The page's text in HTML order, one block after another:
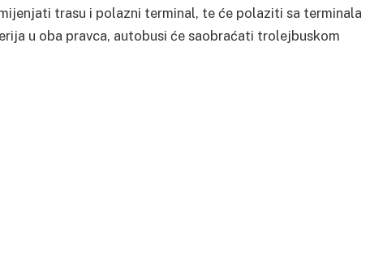
trasu i polazni terminal, te će polaziti sa terminala
u oba pravca, autobusi će saobraćati trolejbuskom